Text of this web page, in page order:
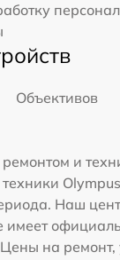
Объективов
и
Наш
имеет
на